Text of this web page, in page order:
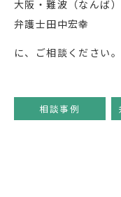
大阪・難波（なんば
弁護士田中宏幸
に、ご相談ください。
相談事例